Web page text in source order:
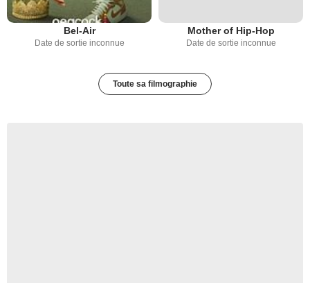
Bel-Air
Date de sortie inconnue
Mother of Hip-Hop
Date de sortie inconnue
Toute sa filmographie